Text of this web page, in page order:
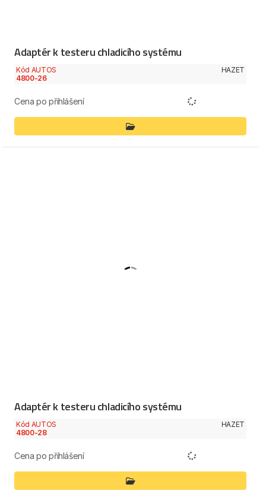
Adaptér k testeru chladicího systému
Kód AUTOS
4800-26
HAZET
Cena po přihlášení
Adaptér k testeru chladicího systému
Kód AUTOS
4800-28
HAZET
Cena po přihlášení